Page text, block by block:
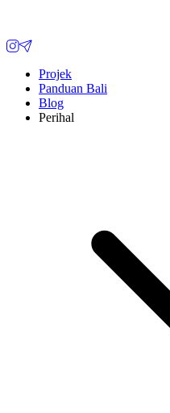
Projek
Panduan Bali
Blog
Perihal